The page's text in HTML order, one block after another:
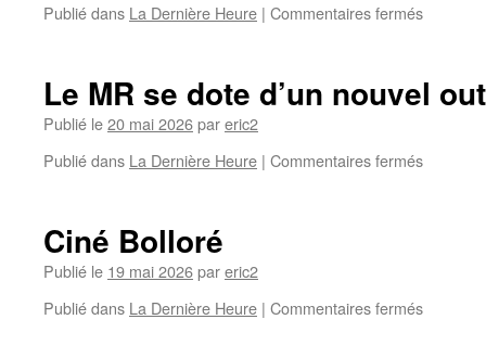
Publié dans La Dernière Heure | Commentaires fermés
Le MR se dote d’un nouvel
Publié le20 mai 2026pareric2
Publié dans La Dernière Heure | Commentaires fermés
Ciné Bolloré
Publié le 19 mai 2026pareric2
Publié dans La Dernière Heure | Commentaires fermés